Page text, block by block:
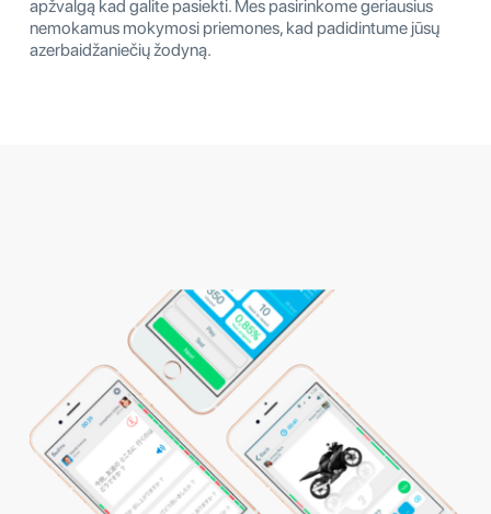
apžvalgą kad galite pasiekti. Mes pasirinkome geriausius
nemokamus mokymosi priemones, kad padidintume jūsų
azerbaidžaniečių žodyną.